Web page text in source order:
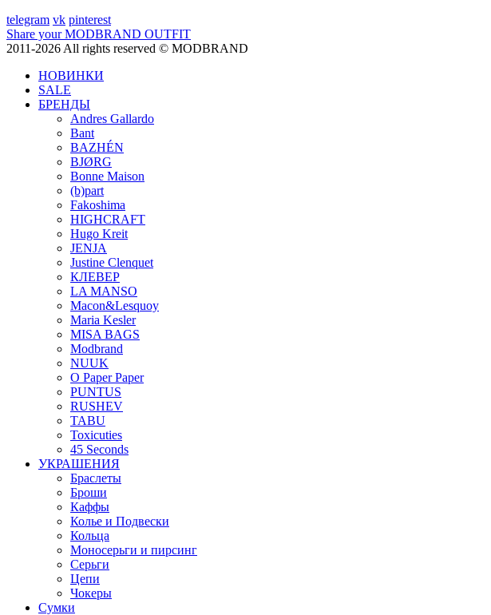
telegram vk pinterest
Share your MODBRAND OUTFIT
2011-2026 All rights reserved © MODBRAND
НОВИНКИ
SALE
БРЕНДЫ
Andres Gallardo
Bant
BAZHÉN
BJØRG
Bonne Maison
(b)part
Fakoshima
HIGHCRAFT
Hugo Kreit
JENJA
Justine Clenquet
КЛЕВЕР
LA MANSO
Macon&Lesquoy
Maria Kesler
MISA BAGS
Modbrand
NUUK
O Paper Paper
PUNTUS
RUSHEV
TABU
Toxicuties
45 Seconds
УКРАШЕНИЯ
Браслеты
Броши
Каффы
Колье и Подвески
Кольца
Моносерьги и пирсинг
Серьги
Цепи
Чокеры
Сумки